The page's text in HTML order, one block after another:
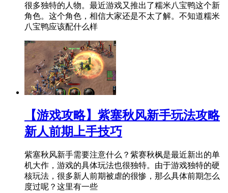
很多独特的人物。最近游戏又推出了糯米八宝鸭这个新
角色。这个角色，相信大家还是不太了解。不知道糯米
八宝鸭应该配什么样
【游戏攻略】紫塞秋风新手玩法攻略
新人前期上手技巧
紫塞秋风新手需要注意什么？紫赛秋枫是最近新出的单
机大作，游戏的具体玩法也很独特。由于游戏独特的硬
核玩法，很多新人前期被虐的很惨，那么具体前期怎么
度过呢？这里有一些